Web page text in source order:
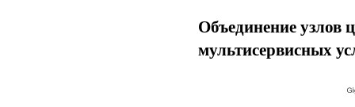
Объединение узлов
мультисервисных